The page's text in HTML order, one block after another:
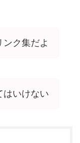
ク集だよ
はいけない